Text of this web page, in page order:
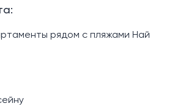
рядом с пляжами Най